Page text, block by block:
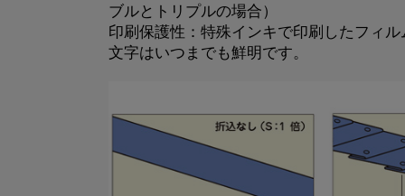
ブルとトリプルの場合）
印刷保護性：特殊インキで印刷したフィ
文字はいつまでも鮮明です。